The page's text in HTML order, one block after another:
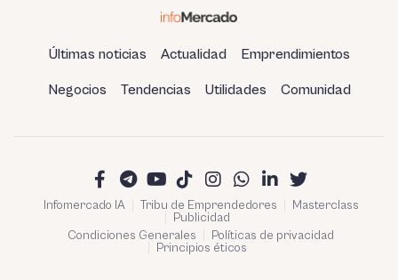
Últimas noticias Actualidad Emprendimientos
Negocios Tendencias Utilidades Comunidad
Infomercado IA Tribu de Emprendedores
Masterclass
Publicidad
Condiciones Generales
Políticas de privacidad
Principios éticos